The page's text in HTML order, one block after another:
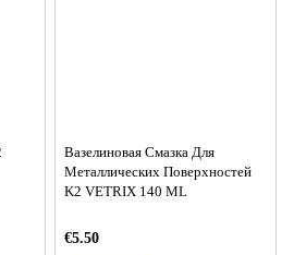
Вазелиновая Смазка Для
Металлических Поверхностей
K2 VETRIX 140 ML
€5.50